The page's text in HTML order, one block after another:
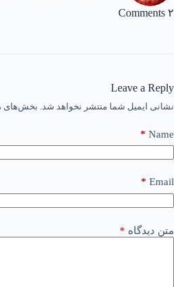
۲ Comments
Leave a Reply
نشانی ایمیل شما منتشر نخواهد شد. بخش‌های
Name
*
Email
*
متن دیدگاه *